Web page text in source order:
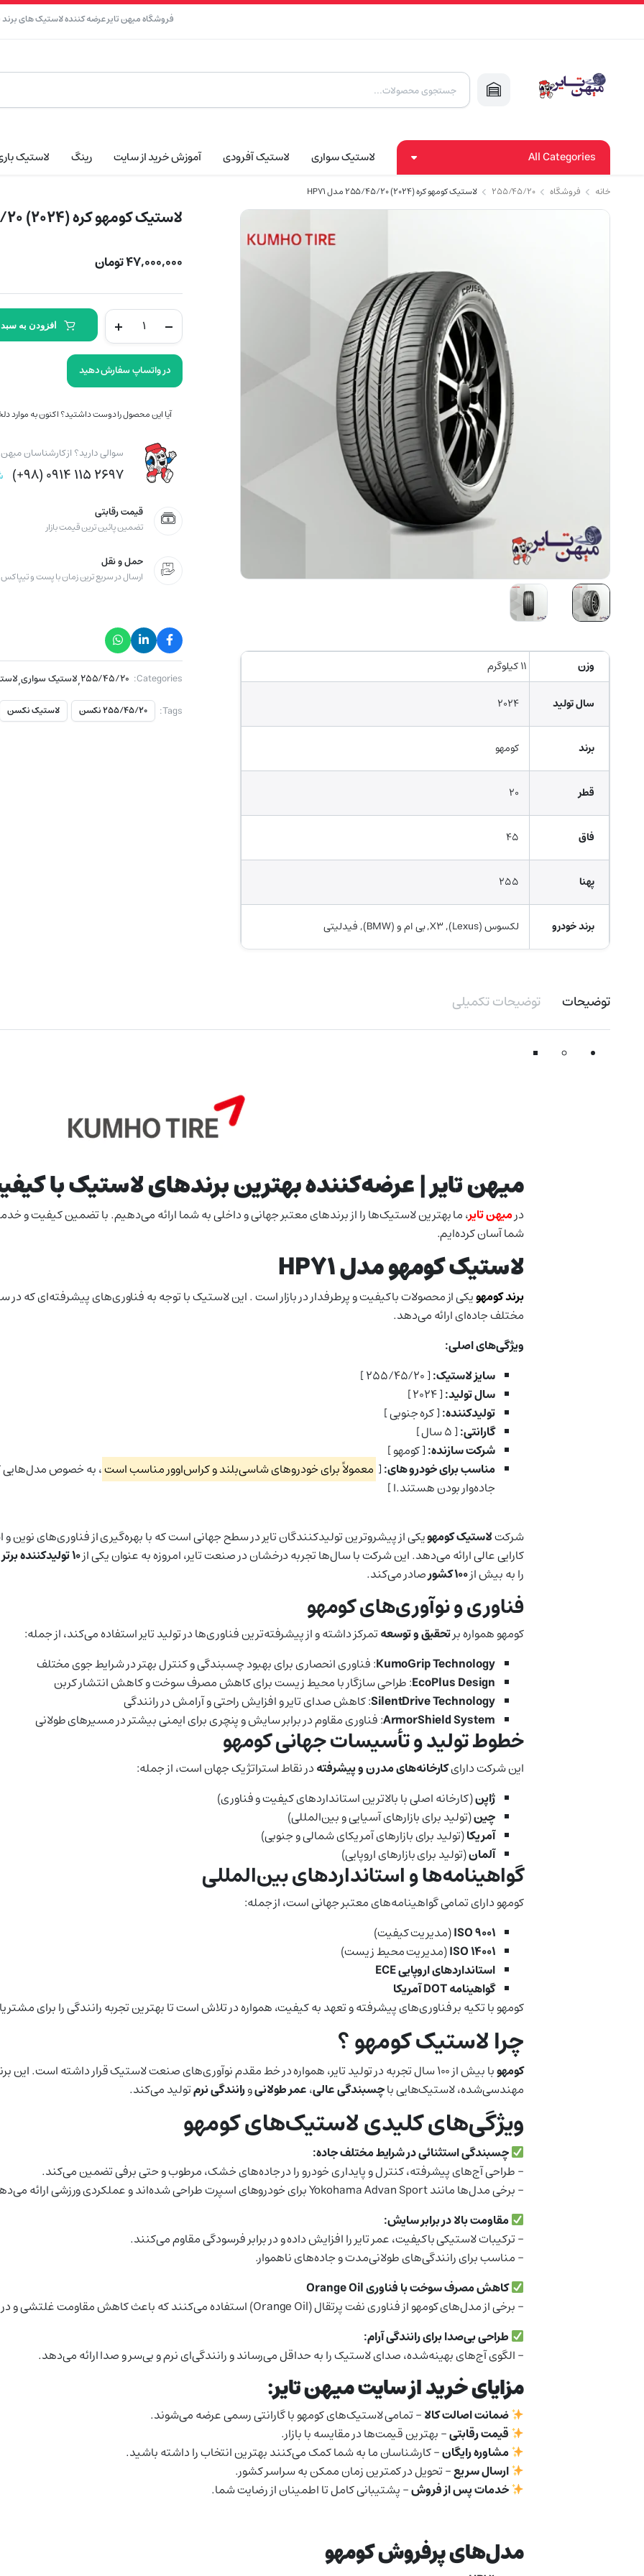
فروشگاه میهن تایر عرضه کننده لاستیک های
Products
search
All Categories لاستیک سواری لاستیک آفرودی آموزش خرید از سایت رینگ لاستیک
خانه فروشگاه ۲۵۵/۴۵/۲۰ لاستیک کومهو کره (2024) 255/45/20 مدل HP71
وزن ۱۱ کیلوگرم
سال تولید ۲۰۲۴
برند کومهو
قطر ۲۰
فاق ۴۵
پهنا ۲۵۵
برند خودرو لکسوس (Lexus), X۳, بی ام و (BMW), فیدلیتی
لاستیک کومهو کره (2024) 255/45/20 مدل HP71
۴۷,۰۰۰,۰۰۰تومان
کومهو
HP71
افزودن به
در واتساپ سفارش دهید
آیا این محصول را دوست داشتید؟ اکنون به موارد
سوالی دارید؟ از کارشناسان میهن
۲۶۹۷ ۱۱۵ ۰۹۱۴ (۹۸+)
قیمت رقابتی
تضمین پائین ترین قیمت بازار
حمل و نقل
ارسال در سریع ترین زمان با پست و تیپاکس
Categories: ۲۵۵/۴۵/۲۰,لاستیک سواری,
Tags:
۲۵۵/۴۵/۲۰ نکسن لاستیک نکسن
توضیحات توضیحات تکمیلی
میهن تایر | عرضه‌کننده بهترین برندهای لاستیک با
درمیهن تایر، ما بهترین لاستیک‌ها را از برندهای معتبر جهانی و داخلی به شما ارائه می‌دهیم. با تضمین کیفیت و
شما آسان کرده‌ایم.
لاستیک کومهو مدل HP71
برند کومهویکی از محصولات باکیفیت و پرطرفدار در بازار است . این لاستیک با توجه به فناوری‌های پیشرفته‌ای که
مختلف جاده‌ای ارائه می‌دهد.
ویژگی‌های اصلی:
سایز لاستیک:[ ۲۵۵/۴۵/۲۰ ]
سال تولید:[ ۲۰۲۴ ]
تولیدکننده:[ کره جنوبی ]
گارانتی:[ ۵ سال ]
شرکت سازنده:[ کومهو ]
مناسب برای خودرو های:[ معمولاً برای خودروهای شاسی‌بلند و کراس‌اوور مناسب است، به خصوص مدل‌هایی
جاده‌وار بودن هستند.ا ]
شرکتلاستیک کومهویکی از پیشروترین تولیدکنندگان تایر در سطح جهانی است که با بهره‌گیری از فناوری‌های نوین و
کارایی عالی ارائه می‌دهد. این شرکت با سال‌ها تجربه درخشان در صنعت تایر، امروزه به عنوان یکی از۱۰ تولیدکننده برتر لاستیک جهان
را به بیش از۱۰۰ کشور صادر می‌کند.
فناوری و نوآوری‌های کومهو
کومهو همواره برتحقیق و توسعهتمرکز داشته و از پیشرفته‌ترین فناوری‌ها در تولید تایر استفاده می‌کند، از جمله:
KumoGrip Technology: فناوری انحصاری برای بهبود چسبندگی و کنترل بهتر در شرایط جوی مختلف
EcoPlus Design: طراحی سازگار با محیط زیست برای کاهش مصرف سوخت و کاهش انتشار کربن
SilentDrive Technology: کاهش صدای تایر و افزایش راحتی و آرامش در رانندگی
ArmorShield System: فناوری مقاوم در برابر سایش و پنچری برای ایمنی بیشتر در مسیرهای طولانی
خطوط تولید و تأسیسات جهانی کومهو
این شرکت دارایکارخانه‌های مدرن و پیشرفتهدر نقاط استراتژیک جهان است، از جمله:
ژاپن(کارخانه اصلی با بالاترین استانداردهای کیفیت و فناوری)
چین(تولید برای بازارهای آسیایی و بین‌المللی)
آمریکا(تولید برای بازارهای آمریکای شمالی و جنوبی)
آلمان(تولید برای بازارهای اروپایی)
گواهینامه‌ها و استانداردهای بین‌المللی
کومهو دارای تمامی گواهینامه‌های معتبر جهانی است، از جمله:
ISO 9001(مدیریت کیفیت)
ISO 14001(مدیریت محیط زیست)
استانداردهای اروپایی ECE
گواهینامه DOT آمریکا
کومهو با تکیه بر فناوری‌های پیشرفته و تعهد به کیفیت، همواره در تلاش است تا بهترین تجربه رانندگی را برای
چرا لاستیک کومهو ؟
کومهو
با بیش از ۱۰۰ سال تجربه در تولید تایر، همواره در خط مقدم نوآوری‌های صنعت لاستیک قرار داشته است.
مهندسی‌شده، لاستیک‌هایی باچسبندگی عالی،عمر طولانیورانندگی نرمتولید می‌کند.
ویژگی‌های کلیدی لاستیک‌های کومهو
چسبندگی استثنائی در شرایط مختلف جاده:
– طراحی آج‌های پیشرفته، کنترل و پایداری خودرو را در جاده‌های خشک، مرطوب و حتی برفی تضمین می‌کند.
– برخی مدل‌ها مانند Yokohama Advan Sport برای خودروهای اسپرت طراحی شده‌اند و عملکردی ورزشی ارائه می‌دهند.
مقاومت بالا در برابر سایش:
– ترکیبات لاستیکی باکیفیت، عمر تایر را افزایش داده و در برابر فرسودگی مقاوم می‌کنند.
– مناسب برای رانندگی‌های طولانی‌مدت و جاده‌های ناهموار.
کاهش مصرف سوخت با فناوری Orange Oil
– برخی از مدل‌های کومهو از فناوری نفت پرتقال (Orange Oil) استفاده می‌کنند که باعث کاهش مقاومت غلتشی و در نتیجه صرفه‌جویی در مصرف سوخت می‌شود.
طراحی بی‌صدا برای رانندگی آرام:
– الگوی آج‌های بهینه‌شده، صدای لاستیک را به حداقل می‌رساند و رانندگی‌ای نرم و بی‌سر و صدا ارائه می‌دهد.
مزایای خرید از سایت میهن تایر:
ضمانت اصالت کالا– تمامی لاستیک‌های کومهو با گارانتی رسمی عرضه می‌شوند.
قیمت رقابتی– بهترین قیمت‌ها در مقایسه با بازار.
مشاوره رایگان– کارشناسان ما به شما کمک می‌کنند بهترین انتخاب را داشته باشید.
ارسال سریع– تحویل در کمترین زمان ممکن به سراسر کشور.
خدمات پس از فروش– پشتیبانی کامل تا اطمینان از رضایت شما.
مدل‌های پرفروش کومهو